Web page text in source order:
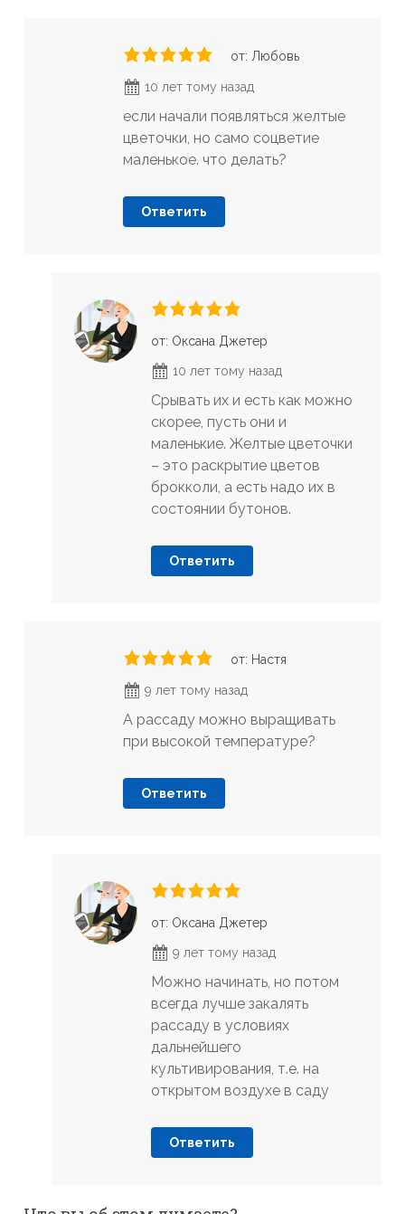
от: Любовь
10 лет тому назад
если начали появляться желтые
цветочки, но само соцветие
маленькое. что делать?
Ответить
от: Оксана Джетер
10 лет тому назад
Срывать их и есть как можно
скорее, пусть они и
маленькие. Желтые цветочки
– это раскрытие цветов
брокколи, а есть надо их в
состоянии бутонов.
Ответить
от: Настя
9 лет тому назад
А рассаду можно выращивать
при высокой температуре?
Ответить
от: Оксана Джетер
9 лет тому назад
Можно начинать, но потом
всегда лучше закалять
рассаду в условиях
дальнейшего
культивирования, т.е. на
открытом воздухе в саду
Ответить